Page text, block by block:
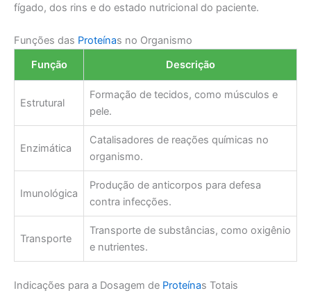
fígado, dos rins e do estado nutricional do paciente.
Funções das Proteínas no Organismo
Função
Descrição
Estrutural
Formação de tecidos, como músculos e
pele.
Enzimática
Catalisadores de reações químicas no
organismo.
Imunológica
Produção de anticorpos para defesa
contra infecções.
Transporte
Transporte de substâncias, como oxigênio
e nutrientes.
Indicações para a Dosagem de Proteínas Totais